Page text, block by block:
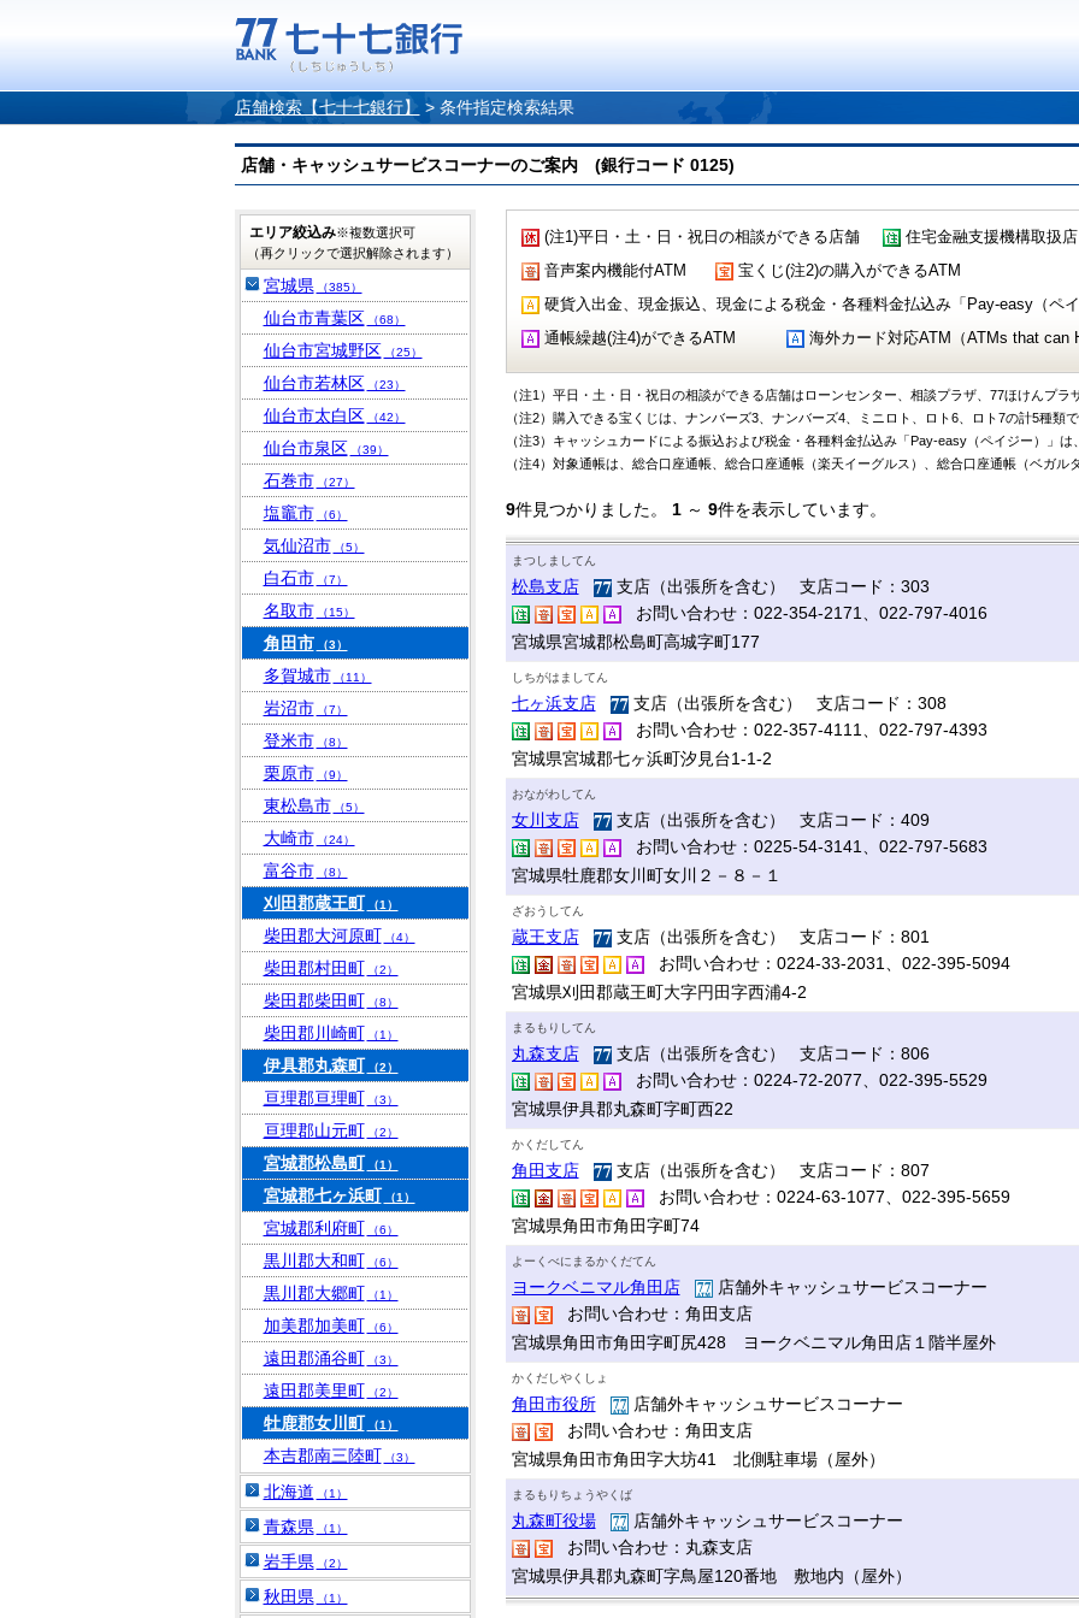
店舗検索【七十七銀行】 > 条件指定検索結果
店舗・キャッシュサービスコーナーのご案内 (銀行コード 0125)
(注1)平日・土・日・祝日の相談ができる店舗 住宅金融支援機構取扱店
音声案内機能付ATM
宝くじ(注2)の購入ができるATM
硬貨入出金、現金振込、現金による税金・各種料金払込み「Pay-easy（ペ
通帳繰越(注4)ができるATM
海外カード対応ATM（ATMs that can
（注1）平日・土・日・祝日の相談ができる店舗はローンセンター、相談プラザ、77ほけんプラ
（注2）購入できる宝くじは、ナンバーズ3、ナンバーズ4、ミニロト、ロト6、ロト7の計5種類で
（注3）キャッシュカードによる振込および税金・各種料金払込み「Pay-easy（ペイジー）」は
（注4）対象通帳は、総合口座通帳、総合口座通帳（楽天イーグルス）、総合口座通帳（ベガル
9件見つかりました。 1～ 9件を表示しています。
まつしましてん
松島支店
支店（出張所を含む） 支店コード：303
お問い合わせ：022-354-2171、022-797-4016
宮城県宮城郡松島町高城字町177
しちがはましてん
七ヶ浜支店
支店（出張所を含む） 支店コード：308
お問い合わせ：022-357-4111、022-797-4393
宮城県宮城郡七ヶ浜町汐見台1-1-2
おながわしてん
女川支店
支店（出張所を含む） 支店コード：409
お問い合わせ：0225-54-3141、022-797-5683
宮城県牡鹿郡女川町女川２－８－１
ざおうしてん
蔵王支店
支店（出張所を含む） 支店コード：801
お問い合わせ：0224-33-2031、022-395-5094
宮城県刈田郡蔵王町大字円田字西浦4-2
まるもりしてん
丸森支店
支店（出張所を含む） 支店コード：806
お問い合わせ：0224-72-2077、022-395-5529
宮城県伊具郡丸森町字町西22
かくだしてん
角田支店
支店（出張所を含む） 支店コード：807
お問い合わせ：0224-63-1077、022-395-5659
宮城県角田市角田字町74
よーくべにまるかくだてん
ヨークベニマル角田店
店舗外キャッシュサービスコーナー
お問い合わせ：角田支店
宮城県角田市角田字町尻428 ヨークベニマル角田店１階半屋外
かくだしやくしょ
角田市役所
店舗外キャッシュサービスコーナー
お問い合わせ：角田支店
宮城県角田市角田字大坊41 北側駐車場（屋外）
まるもりちょうやくば
丸森町役場
店舗外キャッシュサービスコーナー
お問い合わせ：丸森支店
宮城県伊具郡丸森町字鳥屋120番地 敷地内（屋外）
エリア絞込み※複数選択可
（再クリックで選択解除されます）
宮城県 （385）
仙台市青葉区 （68）
仙台市宮城野区 （25）
仙台市若林区 （23）
仙台市太白区 （42）
仙台市泉区 （39）
石巻市 （27）
塩竈市 （6）
気仙沼市 （5）
白石市 （7）
名取市 （15）
角田市 （3）
多賀城市 （11）
岩沼市 （7）
登米市 （8）
栗原市 （9）
東松島市 （5）
大崎市 （24）
富谷市 （8）
刈田郡蔵王町 （1）
柴田郡大河原町 （4）
柴田郡村田町 （2）
柴田郡柴田町 （8）
柴田郡川崎町 （1）
伊具郡丸森町 （2）
亘理郡亘理町 （3）
亘理郡山元町 （2）
宮城郡松島町 （1）
宮城郡七ヶ浜町 （1）
宮城郡利府町 （6）
黒川郡大和町 （6）
黒川郡大郷町 （1）
加美郡加美町 （6）
遠田郡涌谷町 （3）
遠田郡美里町 （2）
牡鹿郡女川町 （1）
本吉郡南三陸町 （3）
北海道 （1）
青森県 （1）
岩手県 （2）
秋田県 （1）